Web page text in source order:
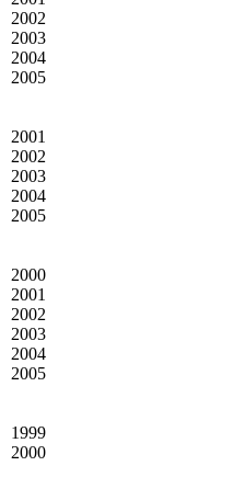
2002
2003
2004
2005
2001
2002
2003
2004
2005
2000
2001
2002
2003
2004
2005
1999
2000